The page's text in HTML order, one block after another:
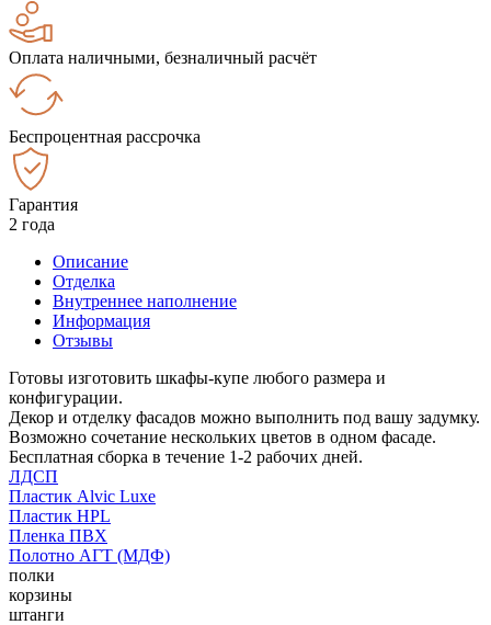
Оплата наличными, безналичный расчёт
Беспроцентная рассрочка
Гарантия
2 года
Описание
Отделка
Внутреннее наполнение
Информация
Отзывы
Готовы изготовить шкафы-купе любого размера и
конфигурации.
Декор и отделку фасадов можно выполнить под вашу задумку.
Возможно сочетание нескольких цветов в одном фасаде.
Бесплатная сборка в течение 1-2 рабочих дней.
ЛДСП
Пластик Alvic Luxe
Пластик HPL
Пленка ПВХ
Полотно АГТ (МДФ)
полки
корзины
штанги